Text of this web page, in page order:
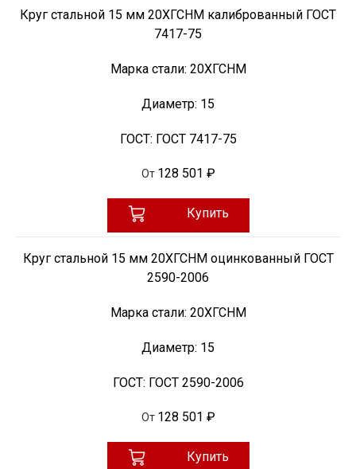
Круг стальной 15 мм 20ХГСНМ калиброванный ГОСТ
7417-75
Марка стали: 20ХГСНМ
Диаметр: 15
ГОСТ: ГОСТ 7417-75
От 128 501 ₽
Купить
Круг стальной 15 мм 20ХГСНМ оцинкованный ГОСТ
2590-2006
Марка стали: 20ХГСНМ
Диаметр: 15
ГОСТ: ГОСТ 2590-2006
От 128 501 ₽
Купить